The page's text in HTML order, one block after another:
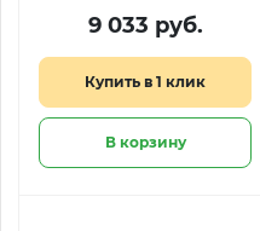
ромашек
«Солнечные
9 033 руб.
Купить в 1 клик
В корзину